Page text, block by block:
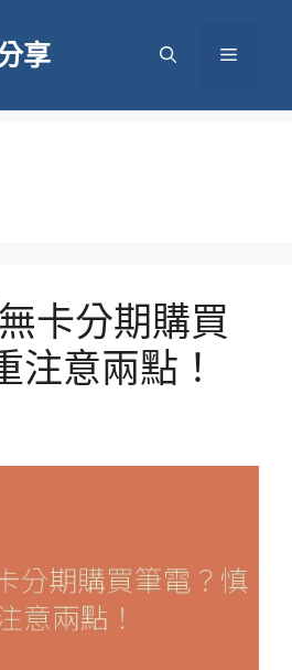
享 選
卡分期購買
注意兩點！